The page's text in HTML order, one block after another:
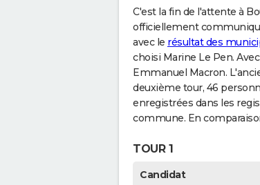
C'est la fin de l'attente à
officiellement
avec le résultat des
choisi Marine Le Pen.
Emmanuel Macron.
deuxième tour, 46
enregistrées dans les
commune. En
TOUR 1
Candidat